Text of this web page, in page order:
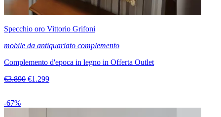
Specchio oro Vittorio Grifoni
mobile da antiquariato complemento
Complemento d'epoca in legno in Offerta Outlet
€3.890 €1.299
-67%